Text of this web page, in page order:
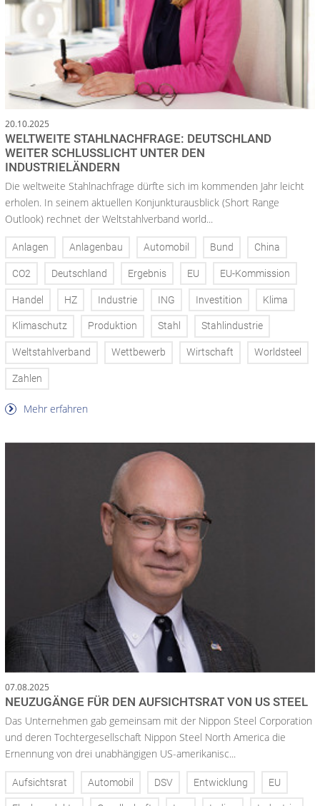
20.10.2025
WELTWEITE STAHLNACHFRAGE: DEUTSCHLAND
WEITER SCHLUSSLICHT UNTER DEN
INDUSTRIELÄNDERN
Die weltweite Stahlnachfrage dürfte sich im kommenden Jahr leicht
erholen. In seinem aktuellen Konjunkturausblick (Short Range
Outlook) rechnet der Weltstahlverband world...
Anlagen Anlagenbau Automobil Bund China
CO2 Deutschland Ergebnis EU EU-Kommission
Handel HZ Industrie ING Investition Klima
Klimaschutz Produktion Stahl Stahlindustrie
Weltstahlverband Wettbewerb Wirtschaft Worldsteel
Zahlen
Mehr erfahren
07.08.2025
NEUZUGÄNGE FÜR DEN AUFSICHTSRAT VON US STEEL
Das Unternehmen gab gemeinsam mit der Nippon Steel Corporation
und deren Tochtergesellschaft Nippon Steel North America die
Ernennung von drei unabhängigen US-amerikanisc...
Aufsichtsrat Automobil DSV Entwicklung EU